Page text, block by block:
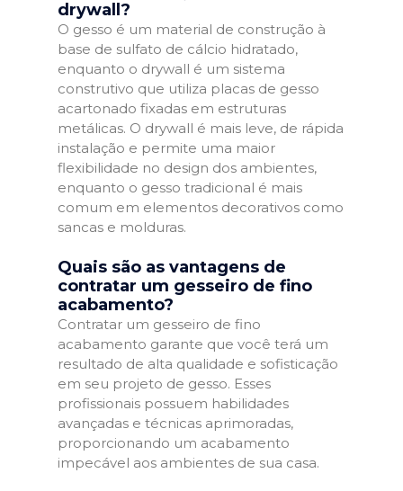
drywall?
O gesso é um material de construção à
base de sulfato de cálcio hidratado,
enquanto o drywall é um sistema
construtivo que utiliza placas de gesso
acartonado fixadas em estruturas
metálicas. O drywall é mais leve, de rápida
instalação e permite uma maior
flexibilidade no design dos ambientes,
enquanto o gesso tradicional é mais
comum em elementos decorativos como
sancas e molduras.
Quais são as vantagens de
contratar um gesseiro de fino
acabamento?
Contratar um gesseiro de fino
acabamento garante que você terá um
resultado de alta qualidade e sofisticação
em seu projeto de gesso. Esses
profissionais possuem habilidades
avançadas e técnicas aprimoradas,
proporcionando um acabamento
impecável aos ambientes de sua casa.